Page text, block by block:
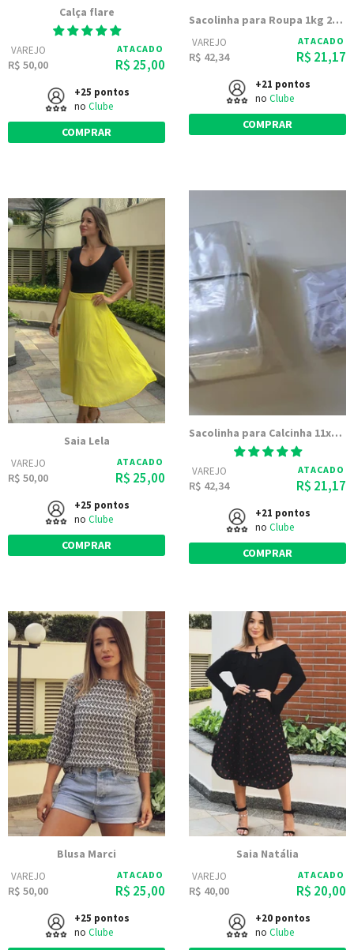
Calça flare
VAREJO
R$ 50,00
ATACADO
R$ 25,00
+25 pontos
no Clube
COMPRAR
Sacolinha para Roupa 1kg 20x30 Transparente PP Polipropileno
VAREJO
R$ 42,34
ATACADO
R$ 21,17
+21 pontos
no Clube
COMPRAR
Saia Lela
VAREJO
R$ 50,00
ATACADO
R$ 25,00
+25 pontos
no Clube
COMPRAR
Sacolinha para Calcinha 11x15 - Embalagem Transparente PP Polipropileno
VAREJO
R$ 42,34
ATACADO
R$ 21,17
+21 pontos
no Clube
COMPRAR
Blusa Marci
VAREJO
R$ 50,00
ATACADO
R$ 25,00
+25 pontos
no Clube
Saia Natália
VAREJO
R$ 40,00
ATACADO
R$ 20,00
+20 pontos
no Clube